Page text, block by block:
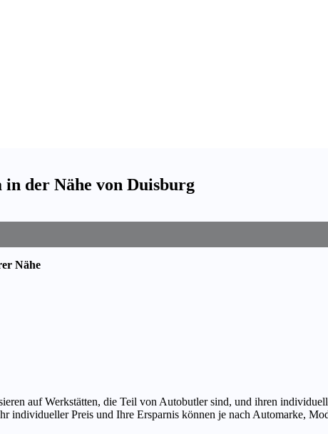
der Nähe von Duisburg
Nähe
auf Werkstätten, die Teil von Autobutler sind, und ihren
individueller Preis und Ihre Ersparnis können je nach Automarke,